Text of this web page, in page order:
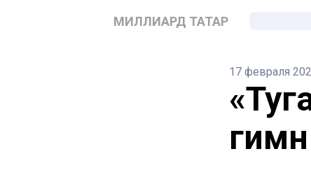
МИЛЛИАРД ТАТАР
17 февраля